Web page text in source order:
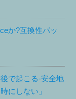
か?互換性パッ
で起こる-安全地
にしない」